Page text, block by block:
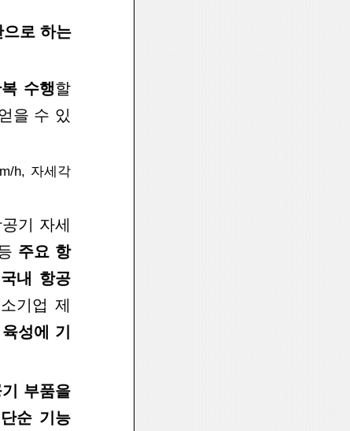
으로 하는
수행할
을 수 있
h, 자세각
공기 자세
주요 항
국내 항공
기업 제
성에 기
부품을
순 기능